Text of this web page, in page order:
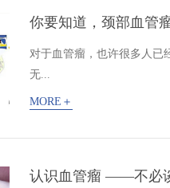
你要知道，颈部血管
对于血管瘤，也许很多人已
无...
MORE＋
认识血管瘤 ——不必